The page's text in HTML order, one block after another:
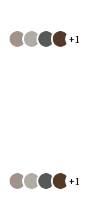
+1
+1